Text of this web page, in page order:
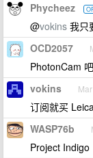
Phycheez
@vokins 我只
OCD2057
PhotonCam
vokins
订阅就买
WASP76b
Project Indigo